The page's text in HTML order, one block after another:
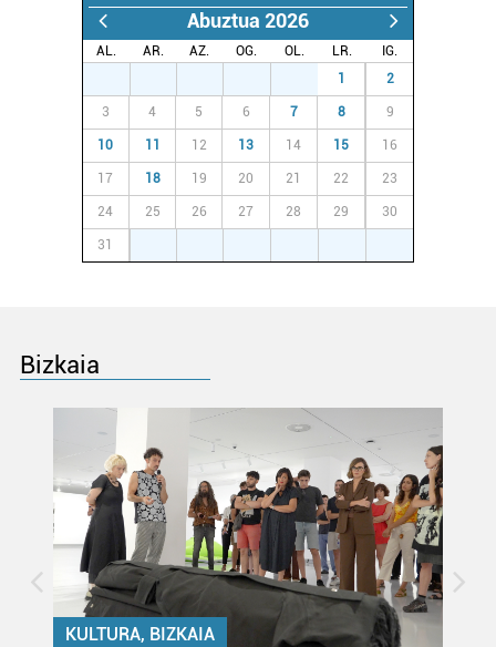
dezakezun ikusteko.
Lortu zure datu pertsonalak prozesatzeko moduari
buruzko informazio gehiago eta ezarri zure lehentasunak
datuen atalean. Edozein unetan alda edo ken dezakezu
zure baimena Cookieen adierazpenean.
Webgune honek cookie propioak eta hirugarrenen cookie-
fitxategiak erabiltzen ditu. Zure esperientzia eta
zerbitzuak hobetzeko asmoz, cookie teknologiaz
Abuztua 2026
AL. AR. AZ. OG. OL. LR.
IG.
1 2
3 4 5 6 7 8 9
10 11 12 13 14 15 16
17 18 19 20 21 22 23
24 25 26 27 28 29 30
31
Bizkaia
KULTURA, BIZKAIA